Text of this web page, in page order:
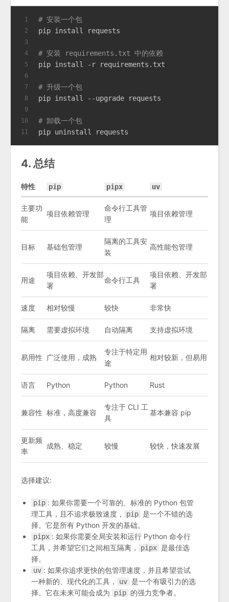
1
2
3
4
5
6
7
8
9
10
11
# 安装一个包
pip install requests
# 安装 requirements.txt 中的依赖
pip install -r requirements.txt
# 升级一个包
pip install --upgrade requests
# 卸载一个包
pip uninstall requests
4. 总结
特性 pip pipx uv
主要功
能
项目依赖管理
命令行工具管
理
项目依赖管理
目标 基础包管理
隔离的工具安
装
高性能包管理
用途
项目依赖、开发部
署
命令行工具
项目依赖、开发部
署
速度 相对较慢 较快 非常快
隔离 需要虚拟环境 自动隔离 支持虚拟环境
易用性 广泛使用，成熟
专注于特定用
途
相对较新，但易用
语言 Python Python Rust
兼容性 标准，高度兼容
专注于 CLI 工
具
基本兼容 pip
更新频
率
成熟、稳定 较慢 较快，快速发展
选择建议:
pip : 如果你需要一个可靠的、标准的 Python 包管
理工具，且不追求极致速度，
pip 是一个不错的选
择。它是所有 Python 开发的基础。
pipx : 如果你需要全局安装和运行 Python 命令行
工具，并希望它们之间相互隔离，
pipx 是最佳选
择。
uv : 如果你追求更快的包管理速度，并且希望尝试
一种新的、现代化的工具，
uv 是一个有吸引力的选
择。它在未来可能会成为
pip 的强力竞争者。